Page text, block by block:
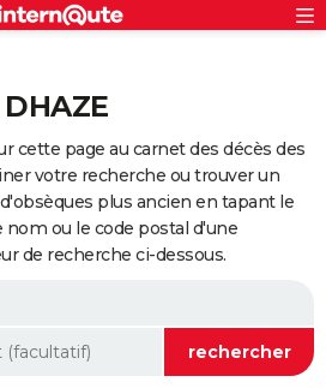
cette page au carnet des décès des
votre recherche ou trouver un
plus ancien en tapant le
ou le code postal d'une
de recherche ci-dessous.